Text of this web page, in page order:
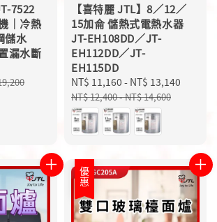
7522
｜冷熱
儲水
漏水斷
【喜特麗 JTL】8／12／
15加侖 儲熱式電熱水器
JT-EH108DD／JT-
EH112DD／JT-
EH115DD
Sale
price
NT$ 11,160 - NT$ 13,140
NT$ 12,400-NT$ 14,600
優惠